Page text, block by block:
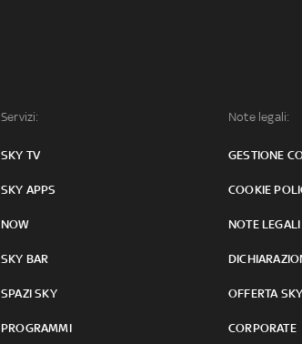
Servizi:
SKY TV
SKY APPS
NOW
SKY BAR
SPAZI SKY
PROGRAMMI
Note legali:
GESTIONE
COOKIE
NOTE LEGALI
OFFERTA
CORPORATE